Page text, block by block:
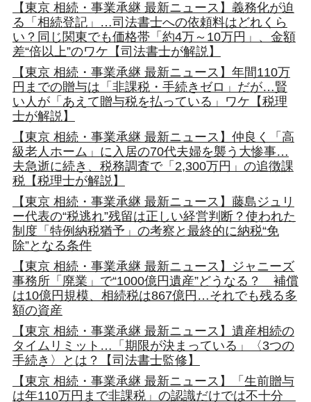
【東京 相続・事業承継 最新ニュース】義務化が迫
る「相続登記」…司法書士への依頼料はどれくら
い？同じ関東でも価格帯「約4万～10万円」、金額
差“倍以上”のワケ【司法書士が解説】
【東京 相続・事業承継 最新ニュース】年間110万
円までの贈与は「非課税・手続きゼロ」だが…賢
い人が「あえて贈与税を払っている」ワケ【税理
士が解説】
【東京 相続・事業承継 最新ニュース】仲良く「高
級老人ホーム」に入居の70代夫婦を襲う大惨事…
夫急逝に続き、税務調査で「2,300万円」の追徴課
税【税理士が解説】
【東京 相続・事業承継 最新ニュース】藤島ジュリ
ー代表の“税逃れ”残留は正しい経営判断？使われた
制度「特例納税猶予」の考察と最終的に納税“免
除”となる条件
【東京 相続・事業承継 最新ニュース】ジャニーズ
事務所「廃業」で“1000億円遺産”どうなる？ 補償
は10億円規模、相続税は867億円…それでも残る多
額の資産
【東京 相続・事業承継 最新ニュース】遺産相続の
タイムリミット…「期限が決まっている」〈3つの
手続き〉とは？【司法書士監修】
【東京 相続・事業承継 最新ニュース】「生前贈与
は年110万円まで非課税」の認識だけでは不十分